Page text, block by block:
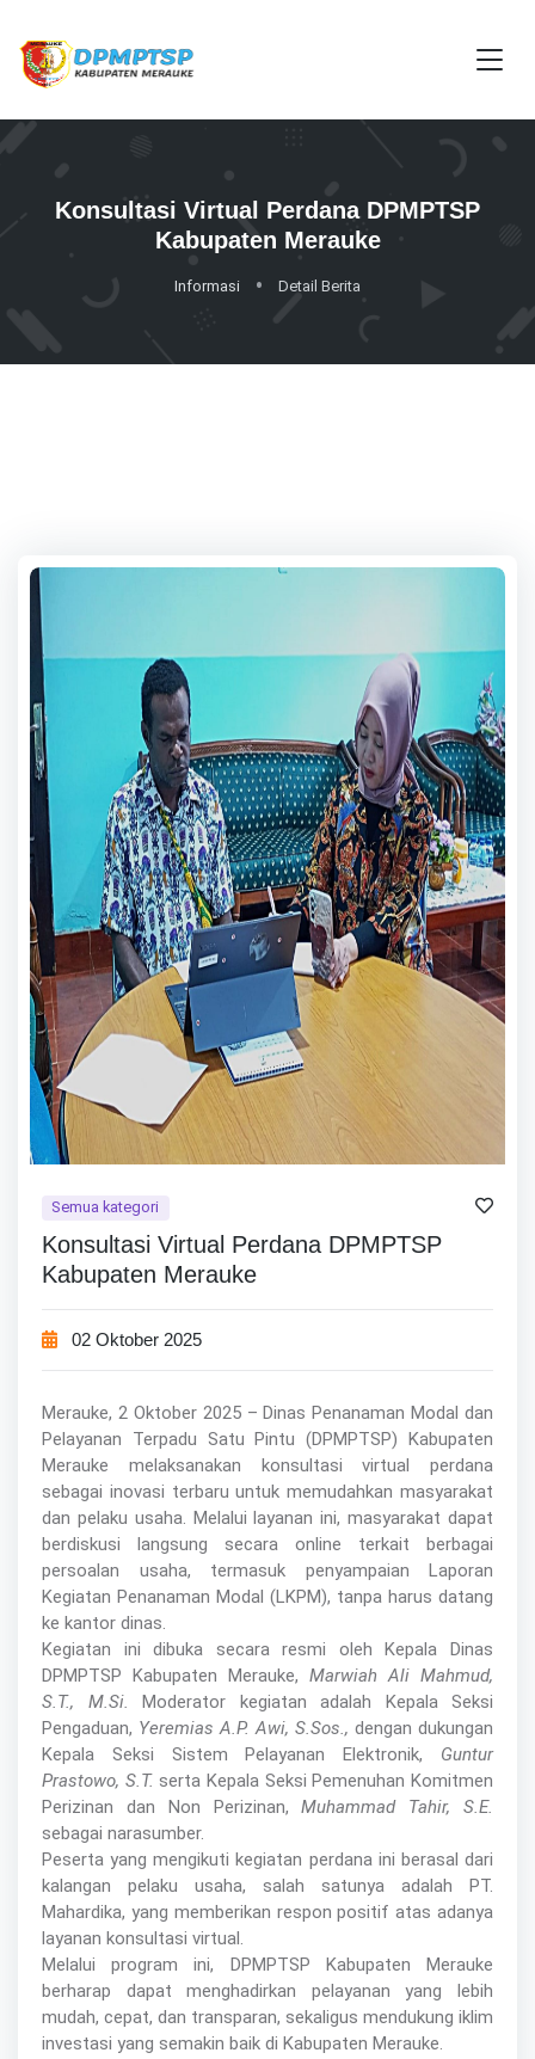
Konsultasi Virtual Perdana DPMPTSP
Kabupaten Merauke
Informasi Detail Berita
Semua kategori
Konsultasi Virtual Perdana DPMPTSP
Kabupaten Merauke
02 Oktober 2025
Merauke, 2 Oktober 2025 – Dinas Penanaman Modal dan
Pelayanan Terpadu Satu Pintu (DPMPTSP) Kabupaten
Merauke melaksanakan konsultasi virtual perdana
sebagai inovasi terbaru untuk memudahkan masyarakat
dan pelaku usaha. Melalui layanan ini, masyarakat dapat
berdiskusi langsung secara online terkait berbagai
persoalan usaha, termasuk penyampaian Laporan
Kegiatan Penanaman Modal (LKPM), tanpa harus datang
ke kantor dinas.
Kegiatan ini dibuka secara resmi oleh Kepala Dinas
DPMPTSP Kabupaten Merauke, Marwiah Ali Mahmud,
S.T., M.Si. Moderator kegiatan adalah Kepala Seksi
Pengaduan, Yeremias A.P. Awi, S.Sos., dengan dukungan
Kepala Seksi Sistem Pelayanan Elektronik, Guntur
Prastowo, S.T. serta Kepala Seksi Pemenuhan Komitmen
Perizinan dan Non Perizinan, Muhammad Tahir, S.E.
sebagai narasumber.
Peserta yang mengikuti kegiatan perdana ini berasal dari
kalangan pelaku usaha, salah satunya adalah PT.
Mahardika, yang memberikan respon positif atas adanya
layanan konsultasi virtual.
Melalui program ini, DPMPTSP Kabupaten Merauke
berharap dapat menghadirkan pelayanan yang lebih
mudah, cepat, dan transparan, sekaligus mendukung iklim
investasi yang semakin baik di Kabupaten Merauke.